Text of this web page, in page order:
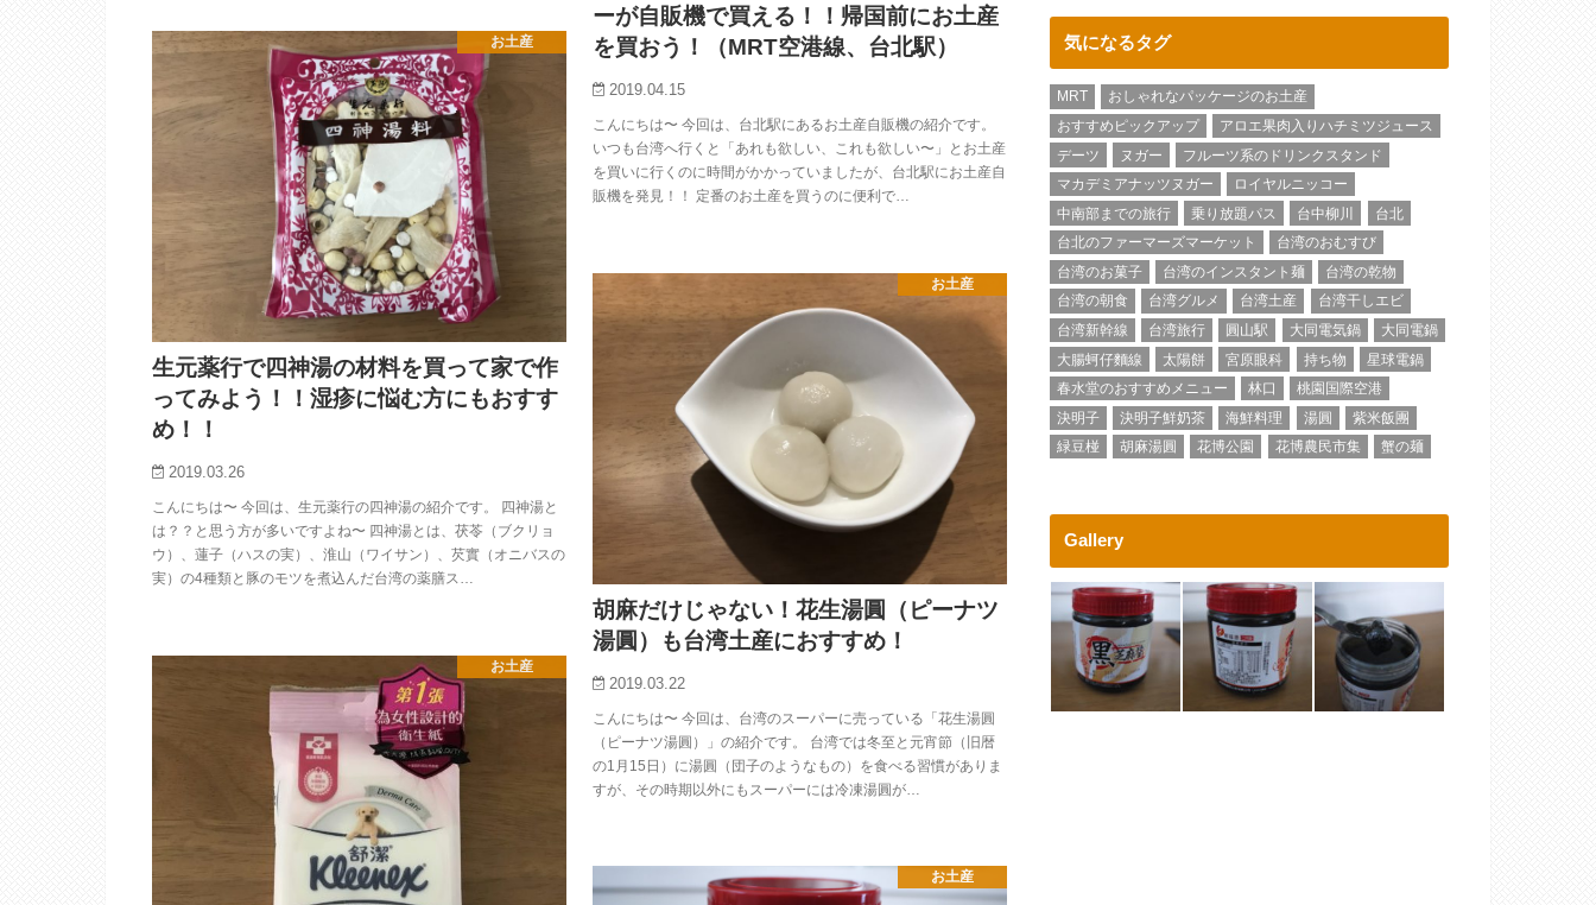
ーが自販機で買える！！帰国前にお土産
を買おう！（MRT空港線、台北駅）
2019.04.15
こんにちは〜 今回は、台北駅にあるお土産自販機の紹介です。
いつも台湾へ行くと「あれも欲しい、これも欲しい〜」とお土産
を買いに行くのに時間がかかっていましたが、台北駅にお土産自
販機を発見！！ 定番のお土産を買うのに便利で…
お土産
生元薬行で四神湯の材料を買って家で作
ってみよう！！湿疹に悩む方にもおすす
め！！
2019.03.26
こんにちは〜 今回は、生元薬行の四神湯の紹介です。 四神湯と
は？？と思う方が多いですよね〜 四神湯とは、茯苓（ブクリョ
ウ）、蓮子（ハスの実）、淮山（ワイサン）、芡實（オニバスの
実）の4種類と豚のモツを煮込んだ台湾の薬膳ス…
お土産
胡麻だけじゃない！花生湯圓（ピーナツ
湯圓）も台湾土産におすすめ！
2019.03.22
こんにちは〜 今回は、台湾のスーパーに売っている「花生湯圓
（ピーナツ湯圓）」の紹介です。 台湾では冬至と元宵節（旧暦
の1月15日）に湯圓（団子のようなもの）を食べる習慣がありま
すが、その時期以外にもスーパーには冷凍湯圓が…
お土産
お土産
気になるタグ
MRT
おしゃれなパッケージのお土産
おすすめピックアップ
アロエ果肉入りハチミツジュース
デーツ
ヌガー
フルーツ系のドリンクスタンド
マカデミアナッツヌガー
ロイヤルニッコー
中南部までの旅行
乗り放題パス 台中柳川
台北
台北のファーマーズマーケット
台湾のおむすび
台湾のお菓子
台湾のインスタント麺
台湾の乾物
台湾の朝食
台湾グルメ 台湾土産
台湾干しエビ
台湾新幹線
台湾旅行 圓山駅 大同電気鍋
大同電鍋
大腸蚵仔麵線
太陽餅 宮原眼科 持ち物
星球電鍋
春水堂のおすすめメニュー
林口
桃園国際空港
決明子
決明子鮮奶茶 海鮮料理 湯圓
紫米飯團
緑豆椪
胡麻湯圓 花博公園 花博農民市集 蟹の麺
Gallery